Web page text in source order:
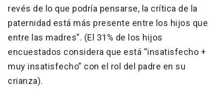
revés de lo que podría pensarse, la crítica de la
paternidad está más presente entre los hijos que
entre las madres”. (El 31% de los hijos
encuestados considera que está “insatisfecho +
muy insatisfecho” con el rol del padre en su
crianza).